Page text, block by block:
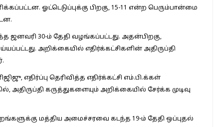
ஓட்டெடுப்புக்கு பிறகு, 15-11 என்ற பெரும்பான்மை
ஜனவரி 30-ம் தேதி வழங்கப்பட்டது. அதன்பிறகு,
அறிக்கையில் எதிர்க்கட்சிகளின் அதிருப்தி
எதிர்ப்பு தெரிவித்த எதிர்க்கட்சி எம்.பி.க்கள்
கருத்துகளையும் அறிக்கையில் சேர்க்க முடிவு
மத்திய அமைச்சரவை கடந்த 19-ம் தேதி ஒப்புதல்